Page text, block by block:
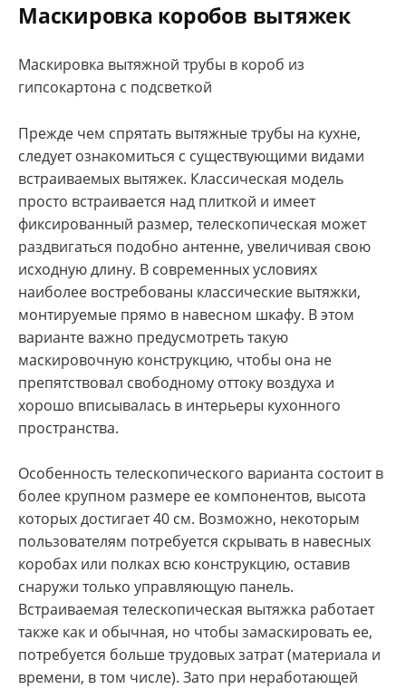
Маскировка коробов вытяжек
Маскировка вытяжной трубы в короб из
гипсокартона с подсветкой
Прежде чем спрятать вытяжные трубы на кухне,
следует ознакомиться с существующими видами
встраиваемых вытяжек. Классическая модель
просто встраивается над плиткой и имеет
фиксированный размер, телескопическая может
раздвигаться подобно антенне, увеличивая свою
исходную длину. В современных условиях
наиболее востребованы классические вытяжки,
монтируемые прямо в навесном шкафу. В этом
варианте важно предусмотреть такую
маскировочную конструкцию, чтобы она не
препятствовал свободному оттоку воздуха и
хорошо вписывалась в интерьеры кухонного
пространства.
Особенность телескопического варианта состоит в
более крупном размере ее компонентов, высота
которых достигает 40 см. Возможно, некоторым
пользователям потребуется скрывать в навесных
коробах или полках всю конструкцию, оставив
снаружи только управляющую панель.
Встраиваемая телескопическая вытяжка работает
также как и обычная, но чтобы замаскировать ее,
потребуется больше трудовых затрат (материала и
времени, в том числе). Зато при неработающей